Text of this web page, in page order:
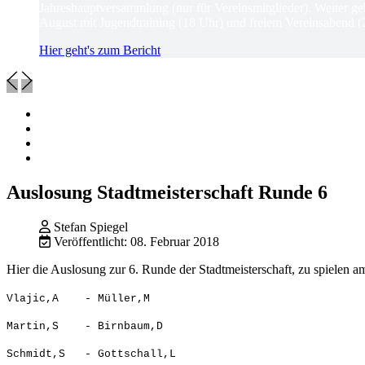
Hier geht's zum Bericht
Auslosung Stadtmeisterschaft Runde 6
Stefan Spiegel
Veröffentlicht: 08. Februar 2018
Hier die Auslosung zur 6. Runde der Stadtmeisterschaft, zu spielen
Vlajic,A - Müller,M
Martin,S - Birnbaum,D
Schmidt,S - Gottschall,L